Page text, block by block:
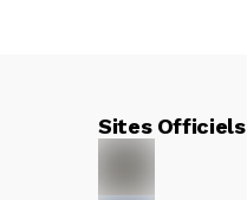
Sites Officiels